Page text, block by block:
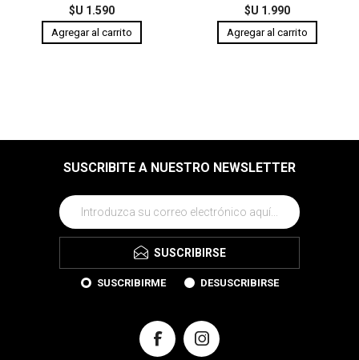
$U 1.590
$U 1.990
SUSCRIBITE A NUESTRO NEWSLETTER
SUSCRIBIRSE
SUSCRIBIRME DESUSCRIBIRSE